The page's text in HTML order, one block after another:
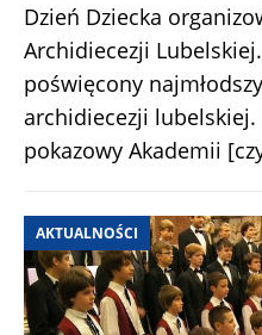
Dzień Dziecka
Archidiecezji
poświęcony
archidiecezji
pokazowy Akademii
AKTUALNOŚCI